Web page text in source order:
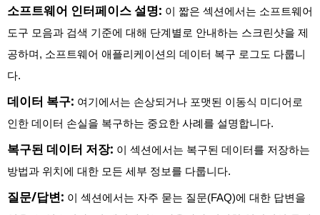
소프트웨어 인터페이스 설명: 이 짧은 섹션에서는 소프트웨어
도구 모음과 검색 기준에 대해 단계별로 안내하는 스크린샷을 제
공하며, 소프트웨어 애플리케이션의 데이터 복구 로그도 다룹니
다.
데이터 복구: 여기에서는 손상되거나 포맷된 이동식 미디어로
인한 데이터 손실을 복구하는 중요한 사례를 설명합니다.
복구된 데이터 저장: 이 섹션에서는 복구된 데이터를 저장하는
방법과 위치에 대한 모든 세부 정보를 다룹니다.
질문/답변: 이 섹션에서는 자주 묻는 질문(FAQ)에 대한 답변을